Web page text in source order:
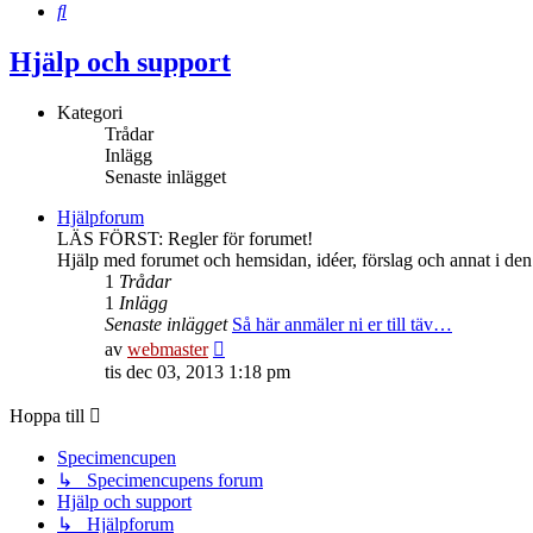
Sök
Hjälp och support
Kategori
Trådar
Inlägg
Senaste inlägget
Hjälpforum
LÄS FÖRST: Regler för forumet!
Hjälp med forumet och hemsidan, idéer, förslag och annat i
1 Trådar
1 Inlägg
Senaste inlägget Så här anmäler ni er till täv…
av webmaster
till
tis dec 03, 2013 1:18 pm
Hoppa till
Specimencupen
↳ Specimencupens forum
Hjälp och support
↳ Hjälpforum